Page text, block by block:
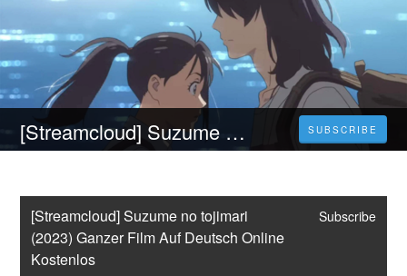
[Streamcloud] Suzume no tojimari (2023) Ganzer Film Auf Deutsch Online Kostenlos SUBSCRIBE
[Streamcloud] Suzume no tojimari
(2023) Ganzer Film Auf Deutsch Online
Kostenlos
Subscribe